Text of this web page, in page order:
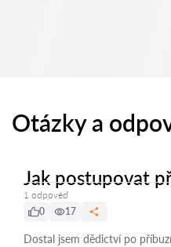
Otázky a
Jak postupovat
1 odpověď
0
17
Dostal jsem dědictví po